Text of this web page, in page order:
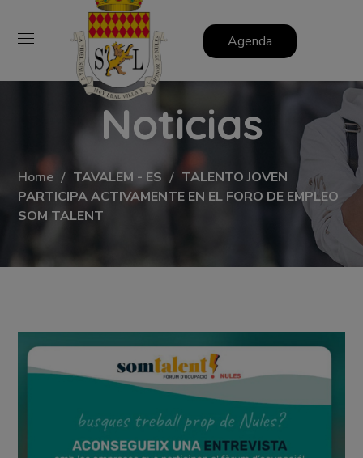
Agenda
Noticias
Home TAVALEM - ES
TALENTO JOVEN
PARTICIPA ACTIVAMENTE EN EL FORO DE EMPLEO
SOM TALENT